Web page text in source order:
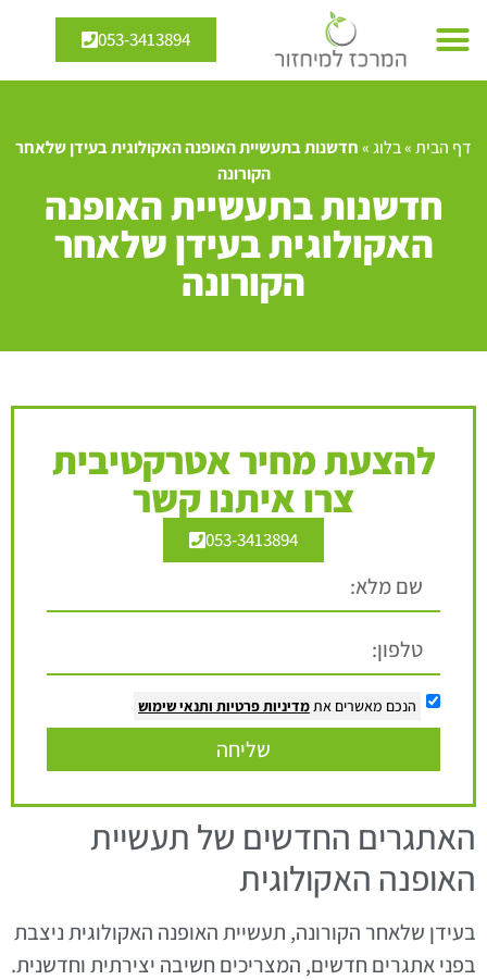
053-3413894
דף הבית»בלוג»חדשנות בתעשיית האופנה האקולוגית בעידן שלאחר
הקורונה
חדשנות בתעשיית האופנה
האקולוגית בעידן שלאחר
הקורונה
להצעת מחיר אטרקטיבית
צרו איתנו קשר
053-3413894
הנכם מאשרים את מדיניות פרטיות ותנאי שימוש
שליחה
האתגרים החדשים של תעשיית
האופנה האקולוגית
בעידן שלאחר הקורונה, תעשיית האופנה האקולוגית ניצבת
בפני אתגרים חדשים, המצריכים חשיבה יצירתית וחדשנית.